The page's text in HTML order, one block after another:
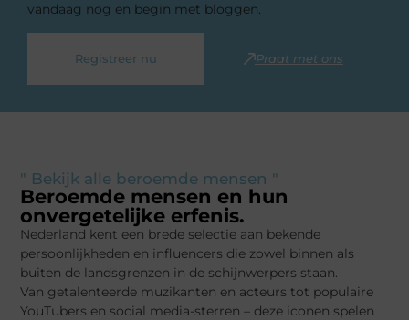
vandaag nog en begin met bloggen.
Registreer nu Praat met ons
" Bekijk alle beroemde mensen "
Beroemde mensen en hun
onvergetelijke erfenis.
Nederland kent een brede selectie aan bekende
persoonlijkheden en influencers die zowel binnen als
buiten de landsgrenzen in de schijnwerpers staan.
Van getalenteerde muzikanten en acteurs tot populaire
YouTubers en social media-sterren – deze iconen spelen